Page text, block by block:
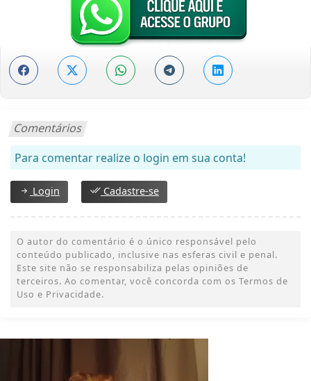
Comentários
Para comentar realize o login em sua conta!
Login Cadastre-se
O autor do comentário é o único responsável pelo
conteúdo publicado, inclusive nas esferas civil e penal.
Este site não se responsabiliza pelas opiniões de
terceiros. Ao comentar, você concorda com os Termos de
Uso e Privacidade.